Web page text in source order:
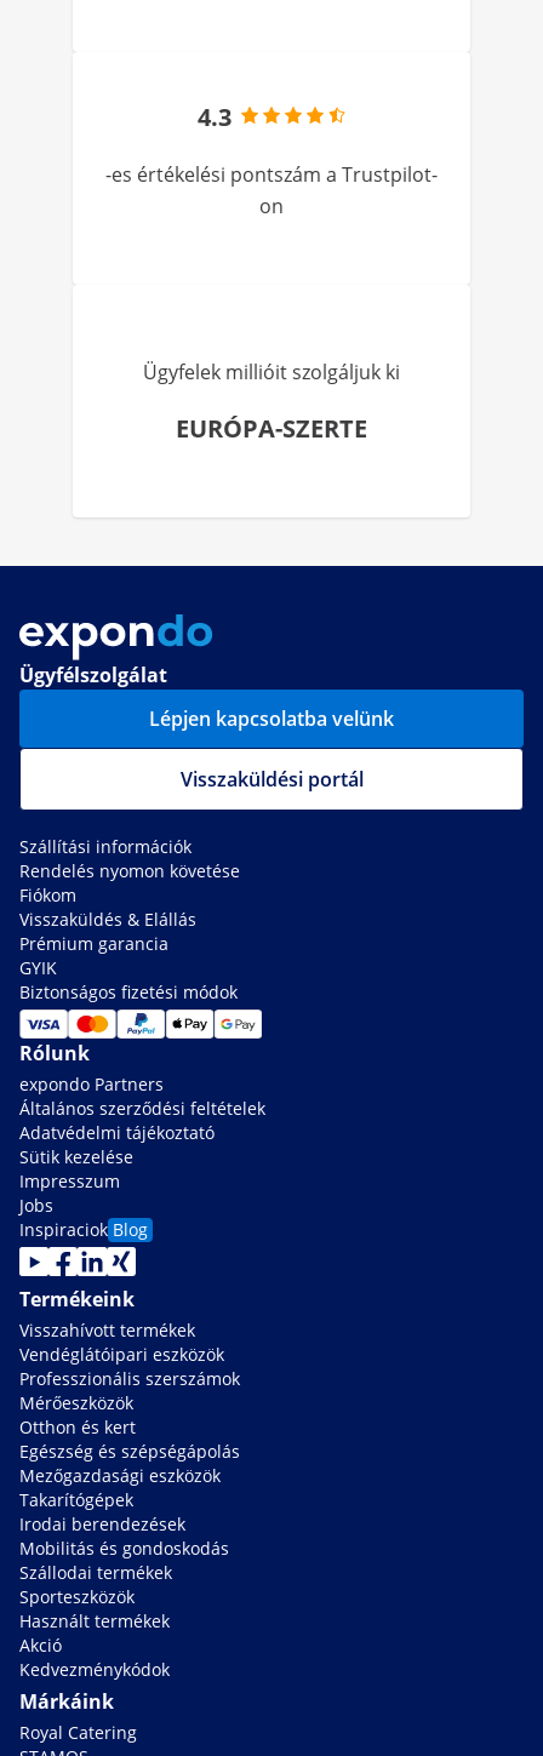
4.3
-es értékelési pontszám a Trustpilot-
on
Ügyfelek millióit szolgáljuk ki
EURÓPA-SZERTE
Ügyfélszolgálat
Lépjen kapcsolatba velünk
Visszaküldési portál
Szállítási információk
Rendelés nyomon követése
Fiókom
Visszaküldés & Elállás
Prémium garancia
GYIK
Biztonságos fizetési módok
Rólunk
expondo Partners
Általános szerződési feltételek
Adatvédelmi tájékoztató
Sütik kezelése
Impresszum
Jobs
Inspiraciok Blog
Termékeink
Visszahívott termékek
Vendéglátóipari eszközök
Professzionális szerszámok
Mérőeszközök
Otthon és kert
Egészség és szépségápolás
Mezőgazdasági eszközök
Takarítógépek
Irodai berendezések
Mobilitás és gondoskodás
Szállodai termékek
Sporteszközök
Használt termékek
Akció
Kedvezménykódok
Márkáink
Royal Catering